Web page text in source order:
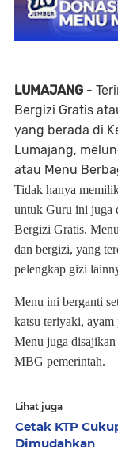
LUMAJANG -
Bergizi Gratis
yang berada di
Lumajang,
atau Menu
Tidak hanya
untuk Guru ini juga
Bergizi Gratis.
dan bergizi, yang
pelengkap gizi
Menu ini berganti
katsu teriyaki,
Menu juga
MBG pemerintah.
Lihat juga
Cetak KTP
Dimudahkan